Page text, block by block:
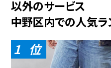
以外のサービス
中野区内での人気ラ
1